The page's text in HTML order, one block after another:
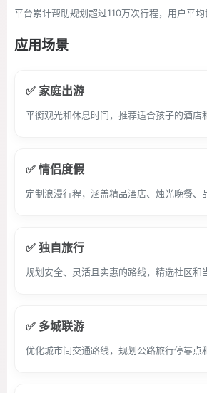
平台累计帮助规划超过110万次行程，用户平
应用场景
✅ 家庭出游
平衡观光和休息时间，推荐适合孩子的酒店
✅ 情侣度假
定制浪漫行程，涵盖精品酒店、烛光晚餐、
✅ 独自旅行
规划安全、灵活且实惠的路线，精选社区和
✅ 多城联游
优化城市间交通路线，规划公路旅行停靠点